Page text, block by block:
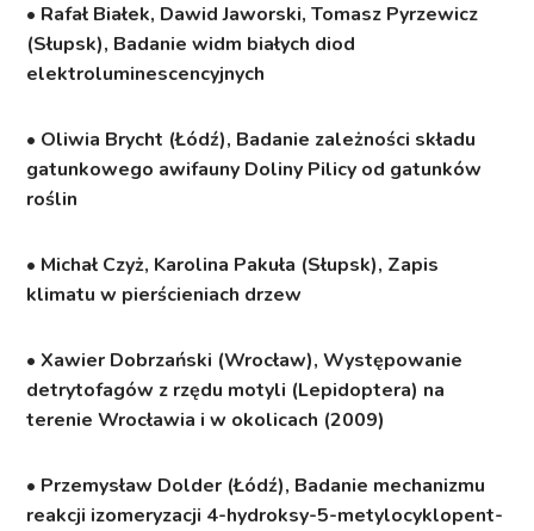
• Rafał Białek, Dawid Jaworski, Tomasz Pyrzewicz
(Słupsk), Badanie widm białych diod
elektroluminescencyjnych
• Oliwia Brycht (Łódź), Badanie zależności składu
gatunkowego awifauny Doliny Pilicy od gatunków
roślin
• Michał Czyż, Karolina Pakuła (Słupsk), Zapis
klimatu w pierścieniach drzew
• Xawier Dobrzański (Wrocław), Występowanie
detrytofagów z rzędu motyli (Lepidoptera) na
terenie Wrocławia i w okolicach (2009)
• Przemysław Dolder (Łódź), Badanie mechanizmu
reakcji izomeryzacji 4-hydroksy-5-metylocyklopent-